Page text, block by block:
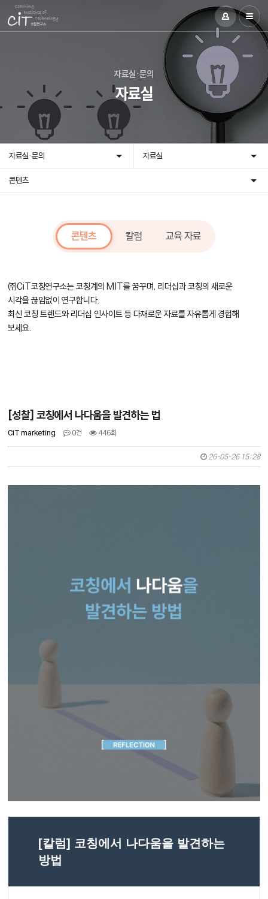
자료실·문의
자료실
자료실·문의 자료실
콘텐츠
콘텐츠 칼럼 교육 자료
㈜CiT코칭연구소는 코칭계의 MIT를 꿈꾸며, 리더십과 코칭의 새로운
시각을 끊임없이 연구합니다.
최신 코칭 트렌드와 리더십 인사이트 등 다채로운 자료를 자유롭게 경험해
보세요.
[성찰] 코칭에서 나다움을 발견하는 법
CiT marketing 0건 446회
26-05-26 15:28
[칼럼] 코칭에서 나다움을 발견하는
방법